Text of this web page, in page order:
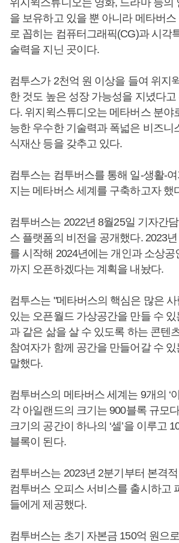
위지윅스튜디오는 영화, 드라마 등의
을 보유하고 있을 뿐 아니라 메타버
로 꼽히는 컴퓨터그래픽(CG)과 시각
술력을 지닌 곳이다.
컴투스가 2천억 원 이상을 들여 위지
한 것도 높은 성장 가능성을 지녔다고
다. 위지윅스튜디오는 메타버스 분야
능한 우수한 기술력과 폭넓은 비즈니
식재산 등을 갖추고 있다.
컴투스는 컴투버스를 통해 일-생활-
지는 메타버스 세계를 구축하고자 했
컴투버스는 2022년 8월25일 기자간
스 플랫폼의 비전을 공개했다. 2023
를 시작해 2024년에는 개인과 소상
까지 오픈하겠다는 계획을 내놨다.
컴투스는 "메타버스의 핵심은 많은
있는 오픈월드 가상공간을 만들 수
과 같은 삶을 살 수 있도록 하는 콘텐
참여자가 함께 공간을 만들어갈 수
말했다.
컴투버스의 메타버스 세계는 9개의 ‘
각 아일랜드의 크기는 900블록 규모
크기의 공간이 하나의 ‘셀’을 이루고
블록이 된다.
컴투버스는 2023년 2분기부터 본격
컴투버스 오피스 서비스를 출시하고
들에게 제공했다.
컴투버스는 초기 자본금 150억 원으